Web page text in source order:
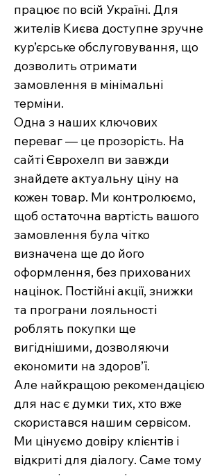
працює по всій Україні. Для
жителів Києва доступне зручне
кур’єрське обслуговування, що
дозволить отримати
замовлення в мінімальні
терміни.
Одна з наших ключових
переваг — це прозорість. На
сайті Єврохелп ви завжди
знайдете актуальну ціну на
кожен товар. Ми контролюємо,
щоб остаточна вартість вашого
замовлення була чітко
визначена ще до його
оформлення, без прихованих
націнок. Постійні акції, знижки
та програни лояльності
роблять покупки ще
вигіднішими, дозволяючи
економити на здоров’ї.
Але найкращою рекомендацією
для нас є думки тих, хто вже
скористався нашим сервісом.
Ми цінуємо довіру клієнтів і
відкриті для діалогу. Саме тому